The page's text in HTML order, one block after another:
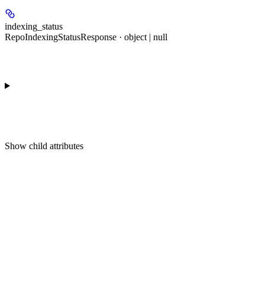
indexing_status
RepoIndexingStatusResponse · object | null
Show child attributes